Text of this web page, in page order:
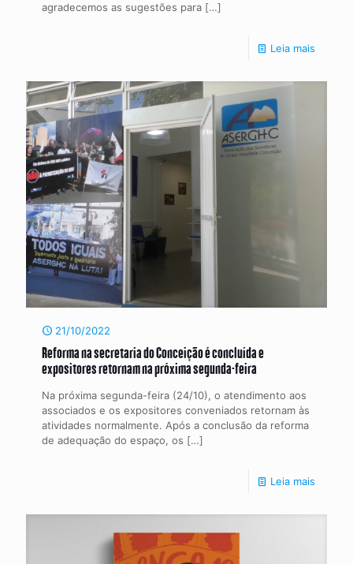
agradecemos as sugestões para […]
Leia mais
21/10/2022
Reforma na secretaria do Conceição é concluída e
expositores retornam na próxima segunda-feira
Na próxima segunda-feira (24/10), o atendimento aos
associados e os expositores conveniados retornam às
atividades normalmente. Após a conclusão da reforma
de adequação do espaço, os […]
Leia mais